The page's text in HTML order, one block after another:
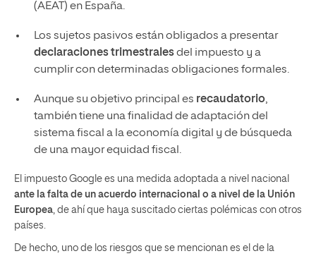
(AEAT) en España.
Los sujetos pasivos están obligados a presentar
declaraciones trimestralesdel impuesto y a
cumplir con determinadas obligaciones formales.
Aunque su objetivo principal es recaudatorio,
también tiene una finalidad de adaptación del
sistema fiscal a la economía digital y de búsqueda
de una mayor equidad fiscal.
El impuesto Google es una medida adoptada a nivel nacional
ante la falta de un acuerdo internacional o a nivel de la Unión
Europea, de ahí que haya suscitado ciertas polémicas con otros
países.
De hecho, uno de los riesgos que se mencionan es el de la